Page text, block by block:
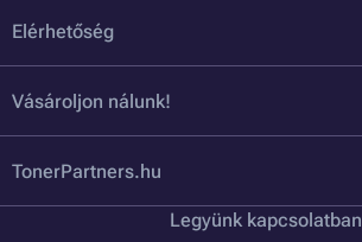
Elérhetőség
Vásároljon nálunk!
TonerPartners.hu
Legyünk kapcsolatban